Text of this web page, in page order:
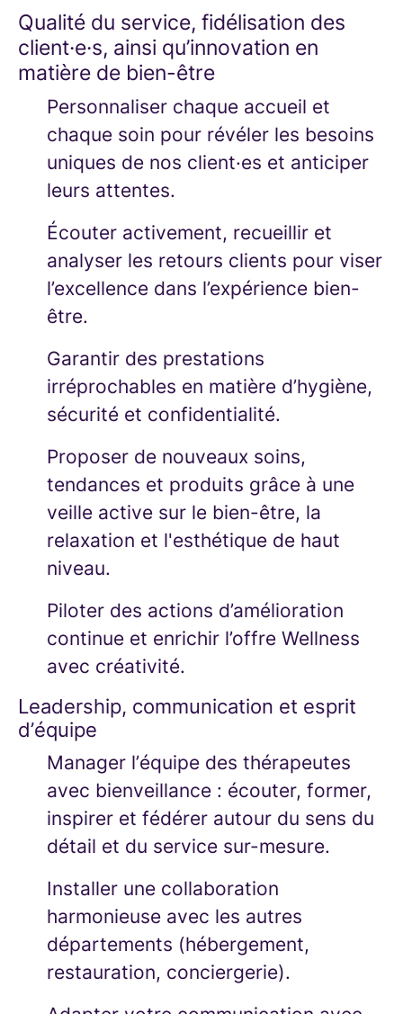
Qualité du service, fidélisation des
client·e·s, ainsi qu’innovation en
matière de bien-être
Personnaliser chaque accueil et
chaque soin pour révéler les besoins
uniques de nos client·es et anticiper
leurs attentes.
Écouter activement, recueillir et
analyser les retours clients pour viser
l’excellence dans l’expérience bien-
être.
Garantir des prestations
irréprochables en matière d’hygiène,
sécurité et confidentialité.
Proposer de nouveaux soins,
tendances et produits grâce à une
veille active sur le bien-être, la
relaxation et l'esthétique de haut
niveau.
Piloter des actions d’amélioration
continue et enrichir l’offre Wellness
avec créativité.
Leadership, communication et esprit
d’équipe
Manager l’équipe des thérapeutes
avec bienveillance : écouter, former,
inspirer et fédérer autour du sens du
détail et du service sur-mesure.
Installer une collaboration
harmonieuse avec les autres
départements (hébergement,
restauration, conciergerie).